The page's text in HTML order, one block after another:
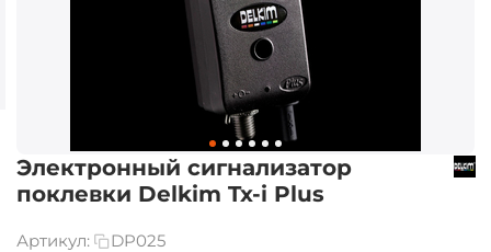
Электронный сигнализатор
поклевки Delkim Tx-i Plus
Артикул:
DP025